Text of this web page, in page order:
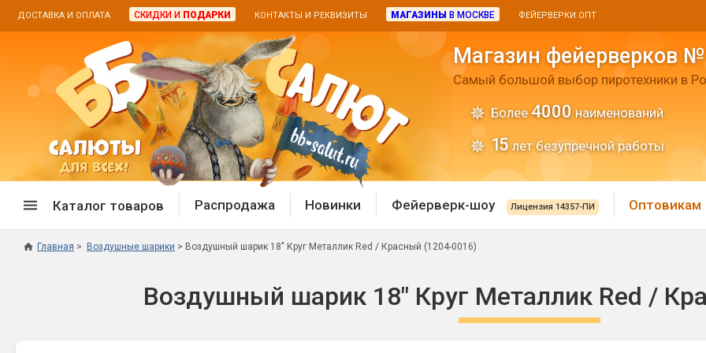
ДОСТАВКА И ОПЛАТА СКИДКИ И ПОДАРКИ КОНТАКТЫ И РЕКВИЗИТЫ МАГАЗИНЫ В МОСКВЕ ФЕЙЕРВЕРКИ ОПТ
Магазин фейерверков
Самый большой выбор пиротехники в
Более 4000 наименований
15 лет безупречной работы
Каталог товаров
Распродажа фейерверков
Дневные батареи
Хлопушки и
Распродажа Новинки Фейерверк-шоу Лицензия 14357-ПИ Оптовикам
Главная Воздушные шарики Воздушный шарик 18" Круг Металлик Red / Красный (1204-0016)
Воздушный шарик 18" Круг Металлик Red /